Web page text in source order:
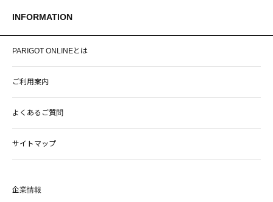
INFORMATION
PARIGOT ONLINEとは
ご利用案内
よくあるご質問
サイトマップ
企業情報